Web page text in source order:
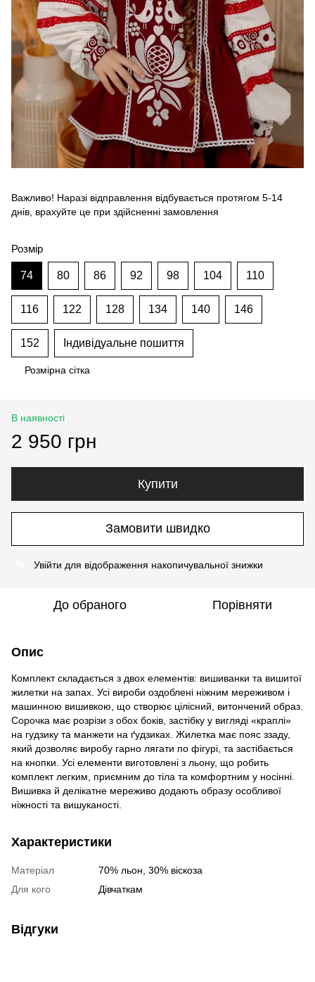
Важливо! Наразі відправлення відбувається протягом 5-14
днів, врахуйте це при здійсненні замовлення
Розмір
74 80 86 92 98 104 110
116 122 128 134 140 146
152 Індивідуальне пошиття
Розмірна сітка
В наявності
2 950 грн
Купити
Замовити швидко
Увійти для відображення накопичувальної знижки
До обраного Порівняти
Опис
Комплект складається з двох елементів: вишиванки та вишитої
жилетки на запах. Усі вироби оздоблені ніжним мереживом і
машинною вишивкою, що створює цілісний, витончений образ.
Сорочка має розрізи з обох боків, застібку у вигляді «краплі»
на гудзику та манжети на ґудзиках. Жилетка має пояс ззаду,
який дозволяє виробу гарно лягати по фігурі, та застібається
на кнопки. Усі елементи виготовлені з льону, що робить
комплект легким, приємним до тіла та комфортним у носінні.
Вишивка й делікатне мереживо додають образу особливої
ніжності та вишуканості.
Характеристики
Матеріал
70% льон, 30% віскоза
Для кого
Дівчаткам
Відгуки